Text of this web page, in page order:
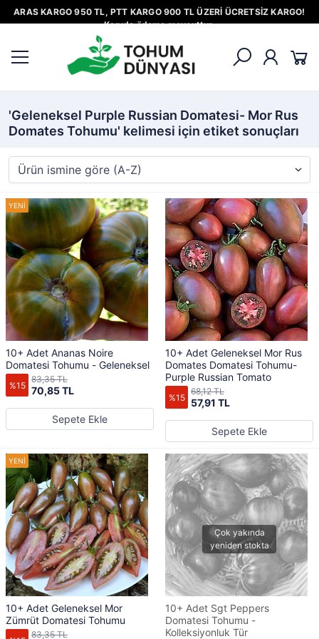
ARAS KARGO 950 TL, PTT KARGO 900 TL ÜZERİ ÜCRETSİZ KARGO!
Kapıda ödeme mevcuttur.
'Geleneksel Purple Russian Domatesi- Mor Rus
Domates Tohumu' kelimesi için etiket sonuçları
10+ Adet Ananas Noire
Domatesi Tohumu - Geleneksel
%15 70,85 TL
83,35 TL
Sepete Ekle
10+ Adet Geleneksel Mor Rus
Domates Domatesi Tohumu-
Purple Russian Tomato
%15 57,91 TL
68,12 TL
Sepete Ekle
10+ Adet Geleneksel Mor
Zümrüt Domatesi Tohumu
83,35 TL
10+ Adet Sgt Peppers
Domatesi Tohumu -
Kolleksiyonluk Tür